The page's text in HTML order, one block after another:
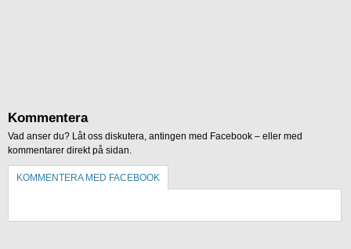
Kommentera
Vad anser du? Låt oss diskutera, antingen med Facebook – eller med
kommentarer direkt på sidan.
KOMMENTERA MED FACEBOOK